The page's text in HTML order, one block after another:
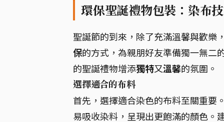
環保聖誕禮物包裝：染布
聖誕節的到來，除了充滿溫馨與歡樂
保的方式，為親朋好友準備獨一無二
的聖誕禮物增添獨特又溫馨的氛圍。
選擇適合的布料
首先，選擇適合染色的布料至關重要
易吸收染料，呈現出更飽滿的顏色。